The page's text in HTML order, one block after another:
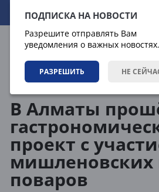
ПОДПИСКА НА НОВОСТИ
Разрешите отправлять Вам
уведомления о важных новостях.
РАЗРЕШИТЬ НЕ
07.08.2026 18:41:05
В Алматы
проект с
поваров